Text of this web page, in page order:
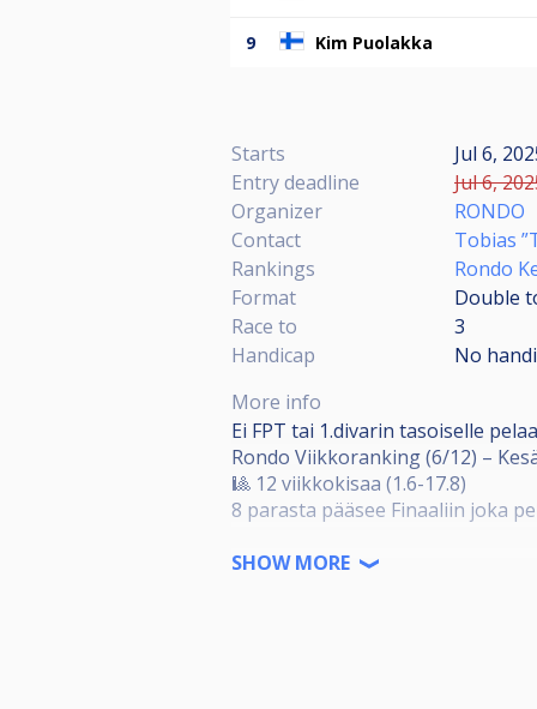
9 Kim Puolakka
Starts
Jul 6,
Entry deadline
Jul 6,
Organizer
RONDO
Contact
Tobias
Rankings
Rondo
Format
Double
Race to
3
Handicap
No
More info
Ei FPT tai 1.divarin tasoiselle
Rondo Viikkoranking (6/12) –
🎱 12 viikkokisaa (1.6-17.8)
8 parasta pääsee Finaaliin joka
Viikkokisojen formaatti:
SHOW MORE